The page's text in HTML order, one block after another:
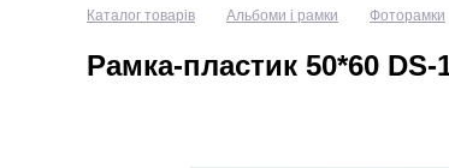
Каталог товарів Альбоми і рамки Фоторамки
Рамка-пластик 50*60 DS-